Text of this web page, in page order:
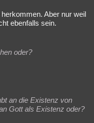
Aber nur weil
ebenfalls sein.
oder?
an die Existenz von
Gott als Existenz oder?